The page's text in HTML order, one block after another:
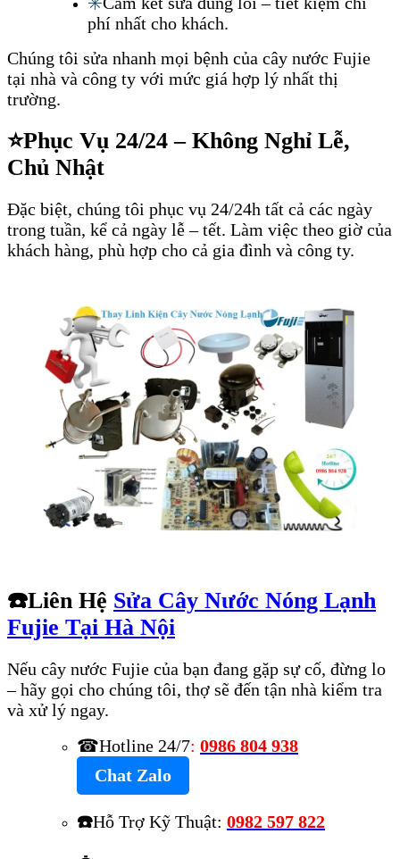
phí nhất cho khách.
Chúng tôi sửa nhanh mọi bệnh của cây nước Fujie
tại nhà và công ty với mức giá hợp lý nhất thị
trường.
⭐Phục Vụ 24/24 – Không Nghỉ Lễ,
Chủ Nhật
Đặc biệt, chúng tôi phục vụ 24/24h tất cả các ngày
trong tuần, kể cả ngày lễ – tết. Làm việc theo giờ của
khách hàng, phù hợp cho cả gia đình và công ty.
☎️Liên Hệ Sửa Cây Nước Nóng Lạnh
Fujie Tại Hà Nội
Nếu cây nước Fujie của bạn đang gặp sự cố, đừng lo
– hãy gọi cho chúng tôi, thợ sẽ đến tận nhà kiểm tra
và xử lý ngay.
☎Hotline 24/7: 0986 804 938
Chat Zalo
☎️Hỗ Trợ Kỹ Thuật: 0982 597 822